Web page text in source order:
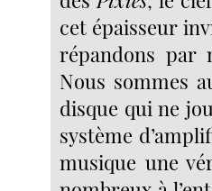
cet épaisseur
répandons par
Nous sommes
disque qui ne
système
musique une